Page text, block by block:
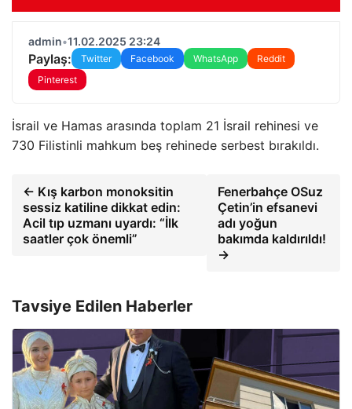
admin•11.02.2025 23:24
Paylaş: Twitter Facebook WhatsApp
Reddit
Pinterest
İsrail ve Hamas arasında toplam 21 İsrail rehinesi ve
730 Filistinli mahkum beş rehinede serbest bırakıldı.
← Kış karbon monoksitin
sessiz katiline dikkat edin:
Acil tıp uzmanı uyardı: “İlk
saatler çok önemli”
Fenerbahçe OSuz
Çetin’in efsanevi
adı yoğun
bakımda kaldırıldı!
→
Tavsiye Edilen Haberler